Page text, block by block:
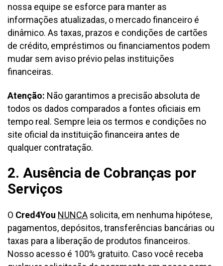
nossa equipe se esforce para manter as
informações atualizadas, o mercado financeiro é
dinâmico. As taxas, prazos e condições de cartões
de crédito, empréstimos ou financiamentos podem
mudar sem aviso prévio pelas instituições
financeiras.
Atenção: Não garantimos a precisão absoluta de
todos os dados comparados a fontes oficiais em
tempo real. Sempre leia os termos e condições no
site oficial da instituição financeira antes de
qualquer contratação.
2. Ausência de Cobranças por
Serviços
O Cred4You NUNCA solicita, em nenhuma hipótese,
pagamentos, depósitos, transferências bancárias ou
taxas para a liberação de produtos financeiros.
Nosso acesso é 100% gratuito. Caso você receba